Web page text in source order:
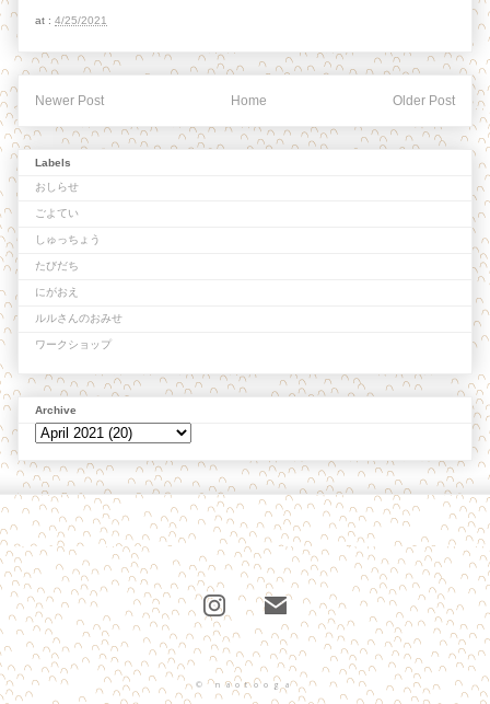
at : 4/25/2021
Newer Post Older Post
Home
Labels
おしらせ
ごよてい
しゅっちょう
たびだち
にがおえ
ルルさんのおみせ
ワークショップ
Archive
© naotooga